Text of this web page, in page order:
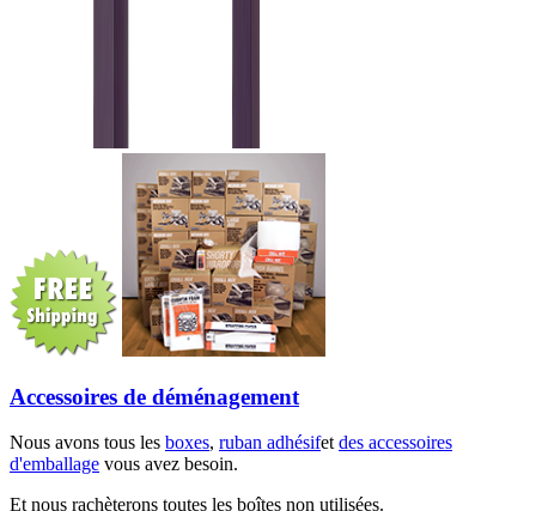
Accessoires de déménagement
Nous avons tous les boxes, ruban adhésifetdes accessoires
d'emballage vous avez besoin.
Et nous rachèterons toutes les boîtes non utilisées.